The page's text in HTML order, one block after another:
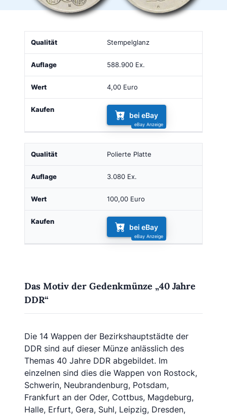
Qualität Wert Kaufen
Stempelglanz
588.900 Ex.
4,00 Euro
bei eBay
Polierte Platte
3.080 Ex.
100,00 Euro
bei eBay
Das Motiv der Gedenkmünze „40 Jahre
DDR“
Die 14 Wappen der Bezirkshauptstädte der
DDR sind auf dieser Münze anlässlich des
Themas 40 Jahre DDR abgebildet. Im
einzelnen sind dies die Wappen von Rostock,
Schwerin, Neubrandenburg, Potsdam,
Frankfurt an der Oder, Cottbus, Magdeburg,
Halle, Erfurt, Gera, Suhl, Leipzig, Dresden,